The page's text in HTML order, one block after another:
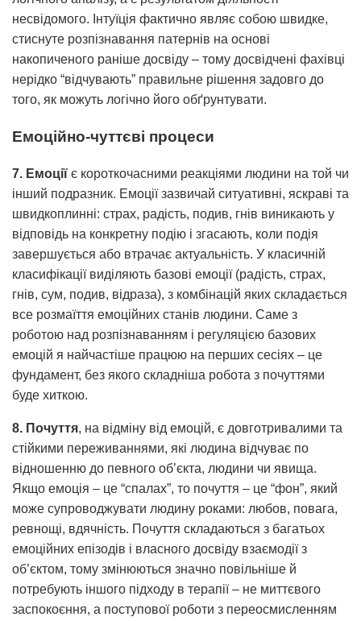
несвідомого. Інтуїція фактично являє собою швидке,
стиснуте розпізнавання патернів на основі
накопиченого раніше досвіду – тому досвідчені фахівці
нерідко “відчувають” правильне рішення задовго до
того, як можуть логічно його обґрунтувати.
Емоційно-чуттєві процеси
7. Емоції є короткочасними реакціями людини на той чи
інший подразник. Емоції зазвичай ситуативні, яскраві та
швидкоплинні: страх, радість, подив, гнів виникають у
відповідь на конкретну подію і згасають, коли подія
завершується або втрачає актуальність. У класичній
класифікації виділяють базові емоції (радість, страх,
гнів, сум, подив, відраза), з комбінацій яких складається
все розмаїття емоційних станів людини. Саме з
роботою над розпізнаванням і регуляцією базових
емоцій я найчастіше працюю на перших сесіях – це
фундамент, без якого складніша робота з почуттями
буде хиткою.
8. Почуття, на відміну від емоцій, є довготривалими та
стійкими переживаннями, які людина відчуває по
відношенню до певного об’єкта, людини чи явища.
Якщо емоція – це “спалах”, то почуття – це “фон”, який
може супроводжувати людину роками: любов, повага,
ревнощі, вдячність. Почуття складаються з багатьох
емоційних епізодів і власного досвіду взаємодії з
об’єктом, тому змінюються значно повільніше й
потребують іншого підходу в терапії – не миттєвого
заспокоєння, а поступової роботи з переосмисленням